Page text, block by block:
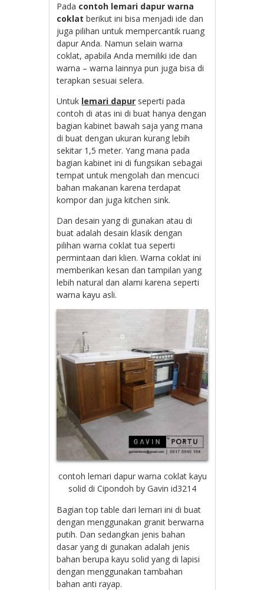
Pada contoh lemari dapur warna
coklat berikut ini bisa menjadi ide dan
juga pilihan untuk mempercantik ruang
dapur Anda. Namun selain warna
coklat, apabila Anda memiliki ide dan
warna – warna lainnya pun juga bisa di
terapkan sesuai selera.
Untuk lemari dapur seperti pada
contoh di atas ini di buat hanya dengan
bagian kabinet bawah saja yang mana
di buat dengan ukuran kurang lebih
sekitar 1,5 meter. Yang mana pada
bagian kabinet ini di fungsikan sebagai
tempat untuk mengolah dan mencuci
bahan makanan karena terdapat
kompor dan juga kitchen sink.
Dan desain yang di gunakan atau di
buat adalah desain klasik dengan
pilihan warna coklat tua seperti
permintaan dari klien. Warna coklat ini
memberikan kesan dan tampilan yang
lebih natural dan alami karena seperti
warna kayu asli.
contoh lemari dapur warna coklat kayu
solid di Cipondoh by Gavin id3214
Bagian top table dari lemari ini di buat
dengan menggunakan granit berwarna
putih. Dan sedangkan jenis bahan
dasar yang di gunakan adalah jenis
bahan berupa kayu solid yang di lapisi
dengan menggunakan tambahan
bahan anti rayap.